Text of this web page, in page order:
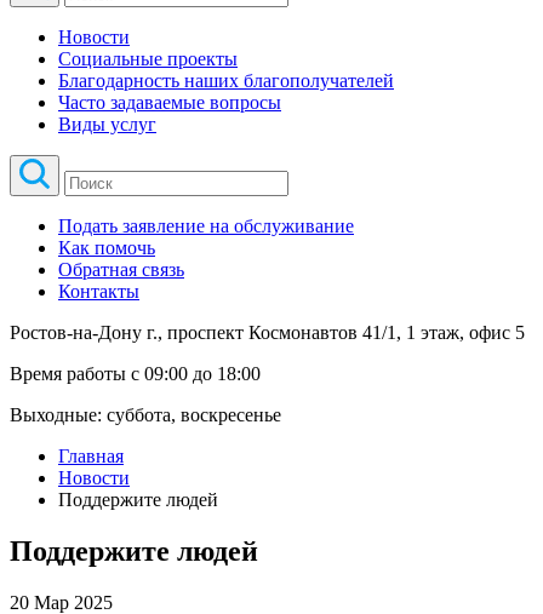
Новости
Социальные проекты
Благодарность наших благополучателей
Часто задаваемые вопросы
Виды услуг
Подать заявление на обслуживание
Как помочь
Обратная связь
Контакты
Ростов-на-Дону г., проспект Космонавтов 41/1, 1 этаж, офис 5
Время работы с 09:00 до 18:00
Выходные: суббота, воскресенье
Главная
Новости
Поддержите людей
Поддержите людей
20 Мар 2025